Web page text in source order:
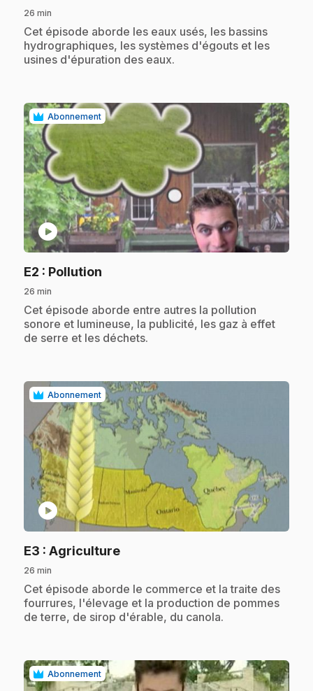
26 min
.Cet épisode aborde les eaux usés, les bassins
hydrographiques, les systèmes d'égouts et les
usines d'épuration des eaux.
Abonnement
play_circle
E2 : Pollution
26 min
.Cet épisode aborde entre autres la pollution
sonore et lumineuse, la publicité, les gaz à effet
de serre et les déchets.
Abonnement
play_circle
E3 : Agriculture.
26 min
.Cet épisode aborde le commerce et la traite des
fourrures, l'élevage et la production de pommes
de terre, de sirop d'érable, du canola.
Abonnement